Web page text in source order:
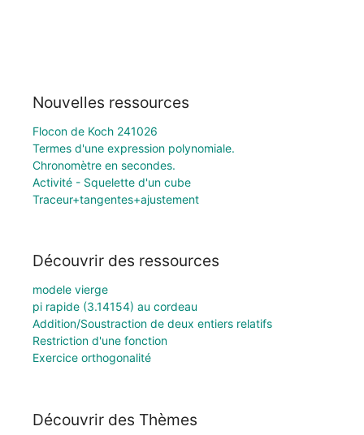
Nouvelles ressources
Flocon de Koch 241026
Termes d'une expression polynomiale.
Chronomètre en secondes.
Activité - Squelette d'un cube
Traceur+tangentes+ajustement
Découvrir des ressources
modele vierge
pi rapide (3.14154) au cordeau
Addition/Soustraction de deux entiers relatifs
Restriction d'une fonction
Exercice orthogonalité
Découvrir des Thèmes